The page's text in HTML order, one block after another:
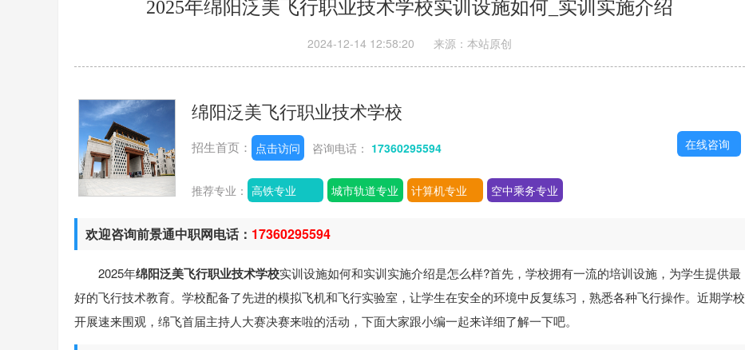
2025年绵阳泛美飞行职业技术学校实训设施如何_实训实施介绍
2024-12-14 12:58:20 来源：本站原创
绵阳泛美飞行职业技术学校
招生首页： 点击访问 咨询电话： 17360295594
推荐专业： 高铁专业 城市轨道专业 计算机专业 空中乘务专业
在线咨询
欢迎咨询前景通中职网电话： 17360295594
2025年绵阳泛美飞行职业技术学校实训设施如何和实训实施介绍是怎么样?首先，学校拥有一流的培训设施，为学生提供最
好的飞行技术教育。学校配备了先进的模拟飞机和飞行实验室，让学生在安全的环境中反复练习，熟悉各种飞行操作。近期学校
开展速来围观，绵飞首届主持人大赛决赛来啦的活动，下面大家跟小编一起来详细了解一下吧。